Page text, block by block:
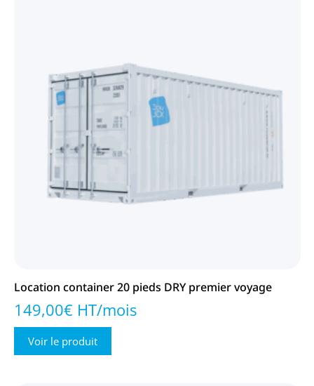
Location container 20 pieds DRY premier voyage
149,00€ HT/mois
Voir le produit